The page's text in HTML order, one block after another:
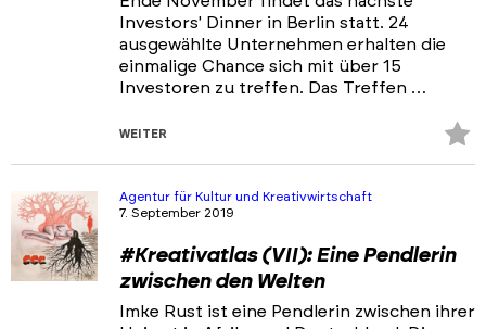
Investors' Dinner in Berlin statt. 24
ausgewählte Unternehmen erhalten die
einmalige Chance sich mit über 15
Investoren zu treffen. Das Treffen …
WEITER
Agentur für Kultur und Kreativwirtschaft
7. September 2019
#Kreativatlas (VII): Eine Pendlerin
zwischen den Welten
Imke Rust ist eine Pendlerin zwischen ihrer